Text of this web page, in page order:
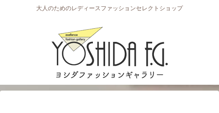
大人のためのレディースファッションセレクトショップ